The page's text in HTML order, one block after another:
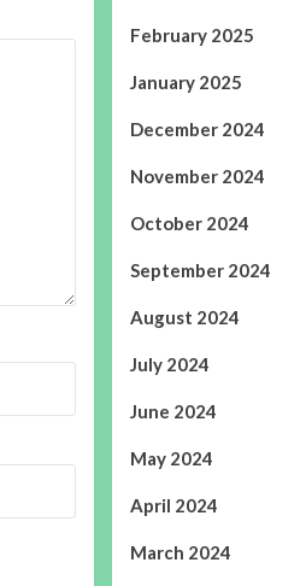
February 2025
January 2025
December 2024
November 2024
October 2024
September 2024
August 2024
July 2024
June 2024
May 2024
April 2024
March 2024